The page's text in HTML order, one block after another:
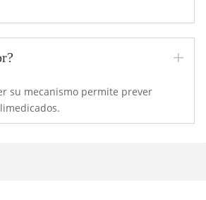
L
su mecanismo permite prever